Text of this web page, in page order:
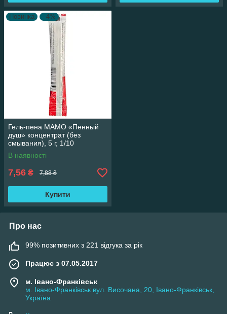
Новинка –4%
Гель-пена МАМО «Пенный
душ» концентрат (без
смывания), 5 г, 1/10
В наявності
7,56 ₴ 7,88 ₴
Купити
Про нас
99% позитивних з 221 відгука за рік
Працює з 07.05.2017
м. Івано-Франківськ
м. Івано-Франківськ вул. Височана, 20, Івано-Франківськ,
Україна